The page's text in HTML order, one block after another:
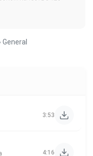
General
3:53
4:16